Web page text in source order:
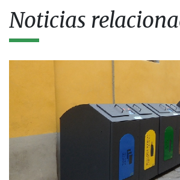
Noticias